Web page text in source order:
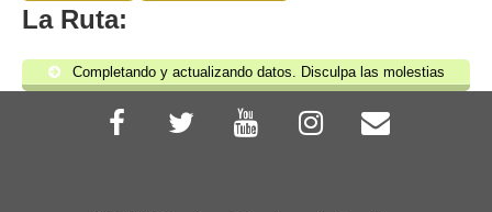
La Ruta:
Completando y actualizando datos. Disculpa las molestias